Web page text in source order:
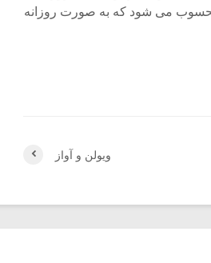
می شود که به صورت روزانه
ویولن و آواز